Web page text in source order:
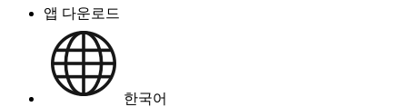
앱 다운로드
한국어